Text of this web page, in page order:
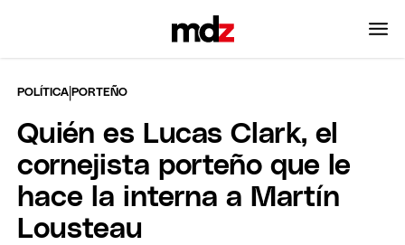
POLÍTICA |PORTEÑO
Quién es Lucas Clark, el
cornejista porteño que le
hace la interna a Martín
Lousteau